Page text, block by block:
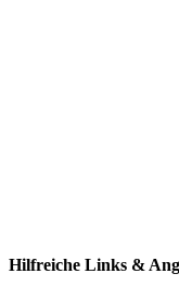
Hilfreiche Links &